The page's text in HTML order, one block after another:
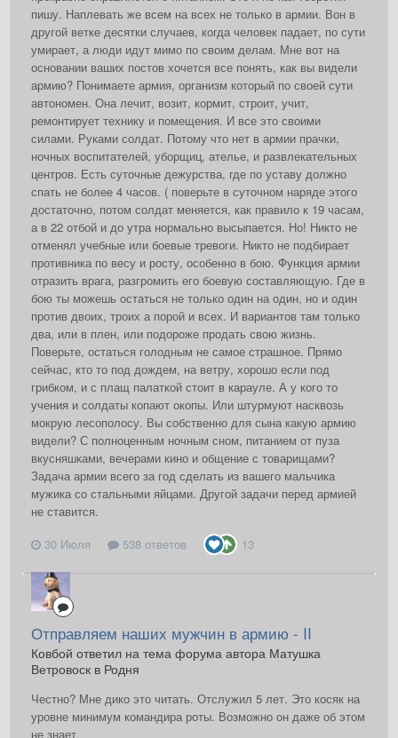
пишу. Наплевать же всем на всех не только в армии. Вон в
другой ветке десятки случаев, когда человек падает, по сути
умирает, а люди идут мимо по своим делам. Мне вот на
основании ваших постов хочется все понять, как вы видели
армию? Понимаете армия, организм который по своей сути
автономен. Она лечит, возит, кормит, строит, учит,
ремонтирует технику и помещения. И все это своими
силами. Руками солдат. Потому что нет в армии прачки,
ночных воспитателей, уборщиц, ателье, и развлекательных
центров. Есть суточные дежурства, где по уставу должно
спать не более 4 часов. ( поверьте в суточном наряде этого
достаточно, потом солдат меняется, как правило к 19 часам,
а в 22 отбой и до утра нормально высыпается. Но! Никто не
отменял учебные или боевые тревоги. Никто не подбирает
противника по весу и росту, особенно в бою. Функция армии
отразить врага, разгромить его боевую составляющую. Где в
бою ты можешь остаться не только один на один, но и один
против двоих, троих а порой и всех. И вариантов там только
два, или в плен, или подороже продать свою жизнь.
Поверьте, остаться голодным не самое страшное. Прямо
сейчас, кто то под дождем, на ветру, хорошо если под
грибком, и с плащ палаткой стоит в карауле. А у кого то
учения и солдаты копают окопы. Или штурмуют насквозь
мокрую лесополосу. Вы собственно для сына какую армию
видели? С полноценным ночным сном, питанием от пуза
вкусняшками, вечерами кино и общение с товарищами?
Задача армии всего за год сделать из вашего мальчика
мужика со стальными яйцами. Другой задачи перед армией
не ставится.
30 Июля
538 ответов 13
Отправляем наших мужчин в армию - II
Ковбой ответил на тема форума автора Матушка
Ветровоск в Родня
Честно? Мне дико это читать. Отслужил 5 лет. Это косяк на
уровне минимум командира роты. Возможно он даже об этом
не знает.